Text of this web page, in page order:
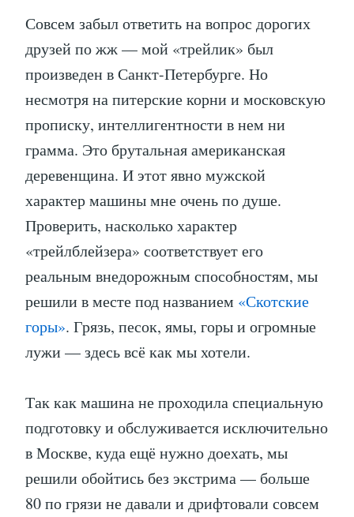
Совсем забыл ответить на вопрос дорогих
друзей по жж — мой «трейлик» был
произведен в Санкт-Петербурге. Но
несмотря на питерские корни и московскую
прописку, интеллигентности в нем ни
грамма. Это брутальная американская
деревенщина. И этот явно мужской
характер машины мне очень по душе.
Проверить, насколько характер
«трейлблейзера» соответствует его
реальным внедорожным способностям, мы
решили в месте под названием «Скотские
горы». Грязь, песок, ямы, горы и огромные
лужи — здесь всё как мы хотели.
Так как машина не проходила специальную
подготовку и обслуживается исключительно
в Москве, куда ещё нужно доехать, мы
решили обойтись без экстрима — больше
80 по грязи не давали и дрифтовали совсем